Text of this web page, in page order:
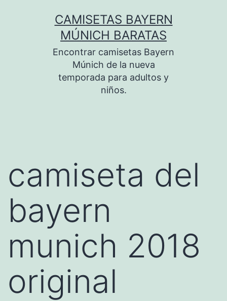
CAMISETAS BAYERN
MÚNICH BARATAS
Encontrar camisetas Bayern
Múnich de la nueva
temporada para adultos y
niños.
camiseta del
bayern
munich 2018
original